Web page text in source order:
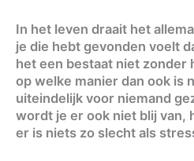
In het leven draait het
je die hebt gevonden voelt
het een bestaat niet zonder
op welke manier dan ook is
uiteindelijk voor niemand
wordt je er ook niet blij van,
er is niets zo slecht als